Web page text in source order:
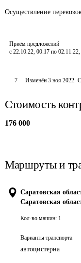
Осуществление
Приём предложений
с 22.10.22, 00:17 по
7 Изменён 3 ноя 2022.
Стоимость
176 000
Маршруты и
Саратовская
Саратовская
Кол-во машин: 1
Варианты транспорта
автоцистерна